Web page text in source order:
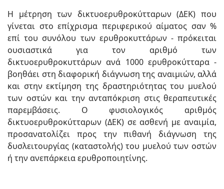
Η μέτρηση των δικτυοερυθροκύτταρων (ΔΕΚ) που
γίνεται στο επίχρισμα περιφερικού αίματος σαν %
επί του συνόλου των ερυθροκυττάρων - πρόκειται
ουσιαστικά για τον αριθμό των
δικτυοερυθροκυττάρων ανά 1000 ερυθροκύτταρα -
βοηθάει στη διαφορική διάγνωση της αναιμιών, αλλά
και στην εκτίμηση της δραστηριότητας του μυελού
των οστών και την ανταπόκριση στις θεραπευτικές
παρεμβάσεις. Ο φυσιολογικός αριθμός
δικτυοερυθροκύτταρων (ΔΕΚ) σε ασθενή με αναιμία,
προσανατολίζει προς την πιθανή διάγνωση της
δυσλειτουργίας (καταστολής) του μυελού των οστών
ή την ανεπάρκεια ερυθροποιητίνης.